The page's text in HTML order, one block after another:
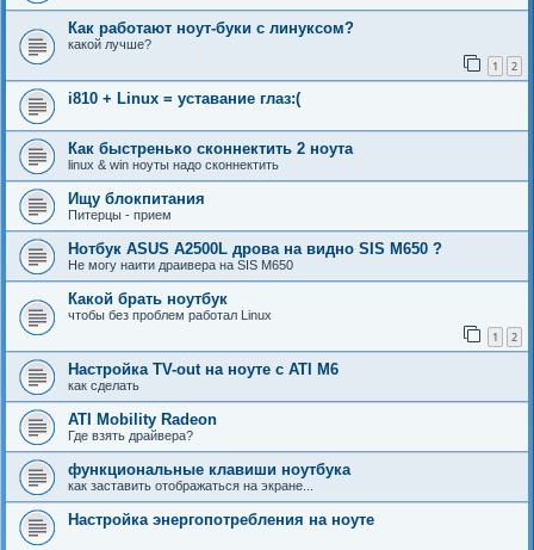
Как работают ноут-буки с линуксом?
какой лучше?
1 2
i810 + Linux = уставание глаз:(
Как быстренько сконнектить 2 ноута
linux & win ноуты надо сконнектить
Ищу блокпитания
Питерцы - прием
Нотбук ASUS A2500L дрова на видно SIS М650 ?
Не могу наити драивера на SIS М650
Какой брать ноутбук
чтобы без проблем работал Linux
1 2
Настройка TV-out на ноуте с ATI M6
как сделать
ATI Mobility Radeon
Где взять драйвера?
функциональные клавиши ноутбука
как заставить отображаться на экране...
Настройка энергопотребления на ноуте